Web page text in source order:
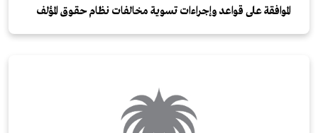
الموافقة على قواعد وإجراءات تسوية مخالفات نظام حقـوق المؤلف